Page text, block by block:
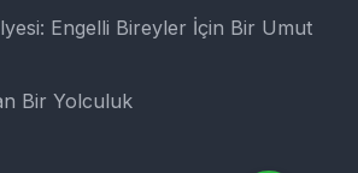
Engelli Bireyler İçin Bir Umut
Bir Yolculuk